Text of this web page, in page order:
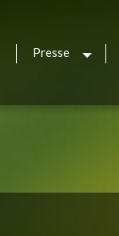
Presse